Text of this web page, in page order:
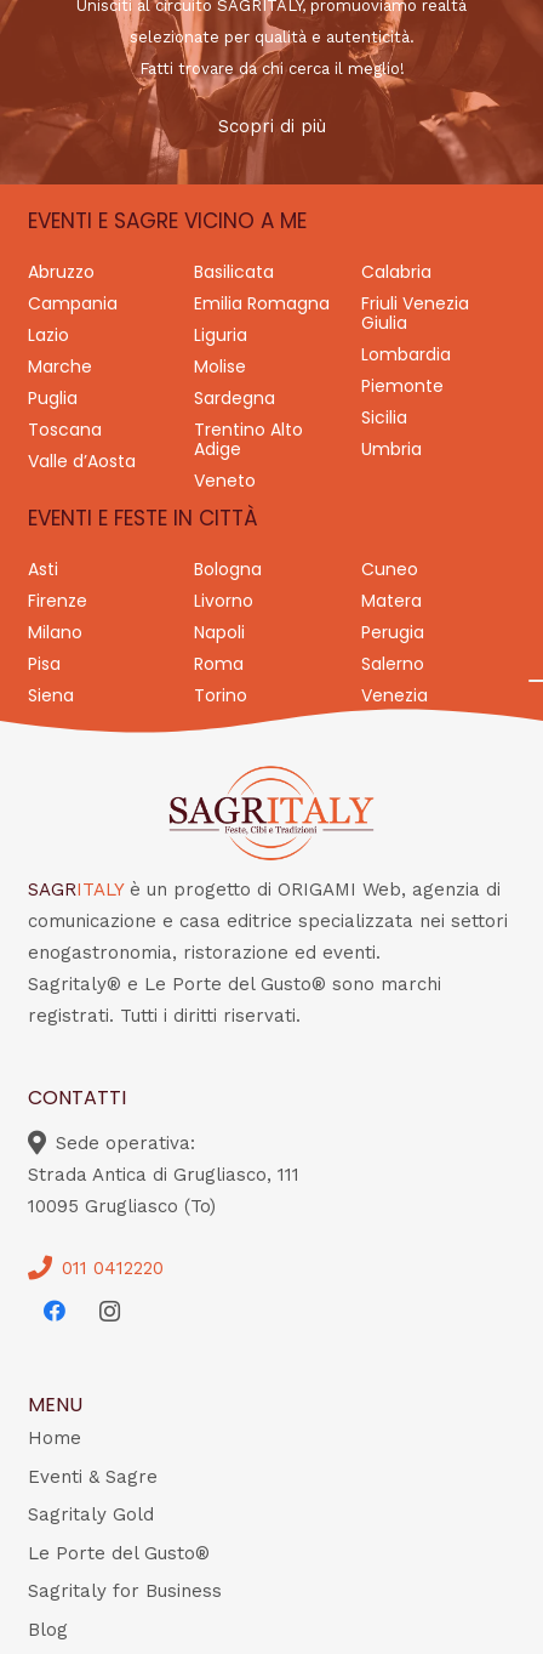
Unisciti al circuito SAGRITALY, promuoviamo realtà
selezionate per qualità e autenticità.
Fatti trovare da chi cerca il meglio!
Scopri di più
EVENTI E SAGRE VICINO A ME
Abruzzo Basilicata
Calabria
Campania
Emilia Romagna
Friuli Venezia
Giulia
Lazio
Liguria
Lombardia
Marche
Molise
Piemonte
Puglia
Sardegna
Sicilia
Toscana
Trentino Alto
Adige
Umbria
Valle d’Aosta
Veneto
EVENTI E FESTE IN CITTÀ
Asti Bologna
Cuneo
Firenze
Livorno
Matera
Milano
Napoli
Perugia
Pisa
Roma
Salerno
Siena
Torino Venezia
SAGRITALY è un progetto di ORIGAMI Web, agenzia di
comunicazione e casa editrice specializzata nei settori
enogastronomia, ristorazione ed eventi.
Sagritaly® e Le Porte del Gusto® sono marchi
registrati. Tutti i diritti riservati.
CONTATTI
Sede operativa:
Strada Antica di Grugliasco, 111
10095 Grugliasco (To)
011 0412220
MENU
Home
Eventi & Sagre
Sagritaly Gold
Le Porte del Gusto®
Sagritaly for Business
Blog